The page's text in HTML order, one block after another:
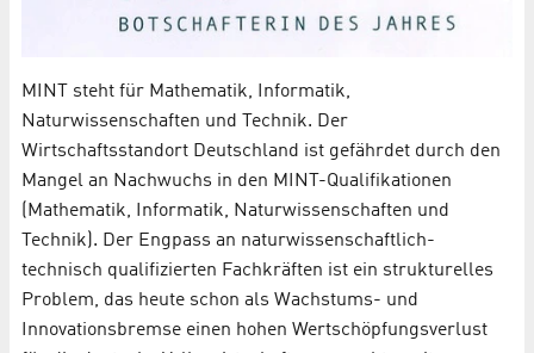
MINT steht für Mathematik, Informatik,
Naturwissenschaften und Technik. Der
Wirtschaftsstandort Deutschland ist gefährdet durch den
Mangel an Nachwuchs in den MINT-Qualifikationen
(Mathematik, Informatik, Naturwissenschaften und
Technik). Der Engpass an naturwissenschaftlich-
technisch qualifizierten Fachkräften ist ein strukturelles
Problem, das heute schon als Wachstums- und
Innovationsbremse einen hohen Wertschöpfungsverlust